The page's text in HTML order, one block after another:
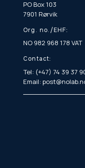
PO Box 103
7901 Rørvik
Org. no./EHF:
NO 982 968 178 VAT
Contact:
Tel: (+47) 74 39 37
Email: